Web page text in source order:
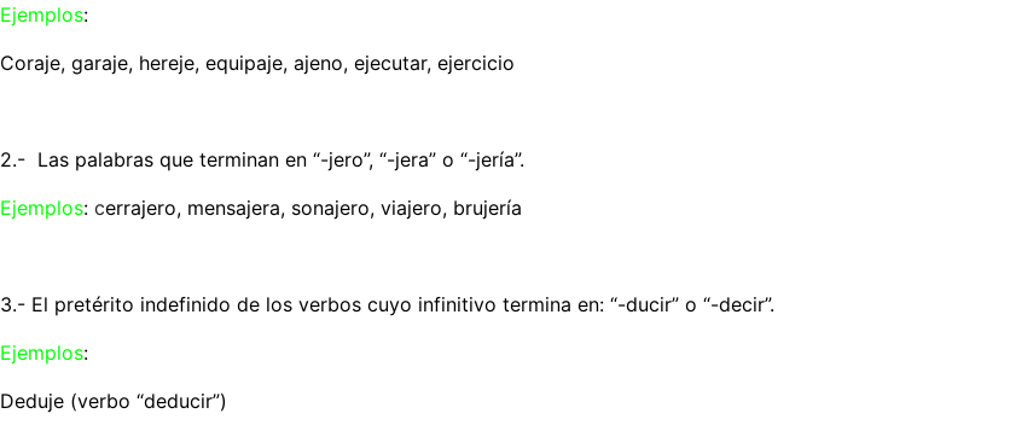
Ejemplos:
Coraje, garaje, hereje, equipaje, ajeno, ejecutar, ejercicio
2.- Las palabras que terminan en “-jero”, “-jera” o “-jería”.
Ejemplos:cerrajero, mensajera, sonajero, viajero, brujería
3.- El pretérito indefinido de los verbos cuyo infinitivo termina en: “-ducir” o “-decir”.
Ejemplos:
Deduje (verbo “deducir”)